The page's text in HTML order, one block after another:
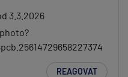
3.3.2026
REAGOVAT